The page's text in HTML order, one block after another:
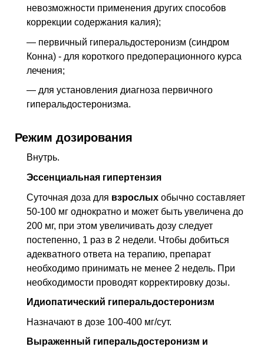
невозможности применения других способов
коррекции содержания калия);
— первичный гиперальдостеронизм (синдром
Конна) - для короткого предоперационного курса
лечения;
— для установления диагноза первичного
гиперальдостеронизма.
Режим дозирования
Внутрь.
Эссенциальная гипертензия
Суточная доза для взрослых обычно составляет
50-100 мг однократно и может быть увеличена до
200 мг, при этом увеличивать дозу следует
постепенно, 1 раз в 2 недели. Чтобы добиться
адекватного ответа на терапию, препарат
необходимо принимать не менее 2 недель. При
необходимости проводят корректировку дозы.
Идиопатический гиперальдостеронизм
Назначают в дозе 100-400 мг/сут.
Выраженный гиперальдостеронизм и